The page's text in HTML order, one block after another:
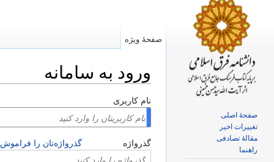
ورود به سامانه
نام کاربری
گذرواژه گذرواژه‌تان را
صفحهٔ ویژه
صفحهٔ اصلی
تغییرات اخیر
مقالهٔ تصادفی
راهنما